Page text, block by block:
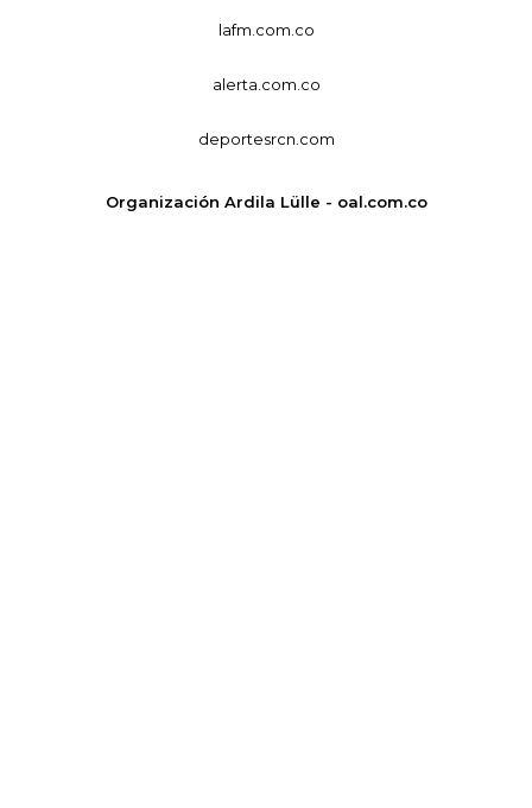
lafm.com.co
alerta.com.co
deportesrcn.com
Organización Ardila Lülle - oal.com.co